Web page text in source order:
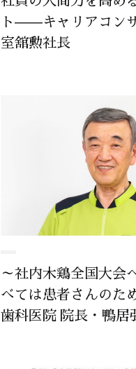
ト——キャリアコン
室舘勲社長
～社内木鶏全国大会
べては患者さんのた
歯科医院 院長・鴨居